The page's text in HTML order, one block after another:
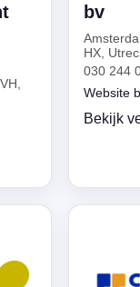
bv
HX,
030 244
Website
Bekijk